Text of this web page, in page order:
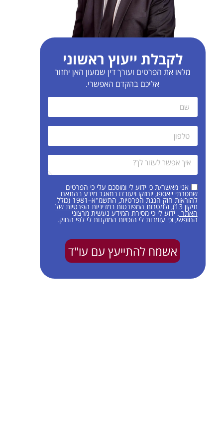
לקבלת ייעוץ ראשוני
מלאו את הפרטים ועורך דין שמעון האן יחזור
אליכם בהקדם האפשרי.
אני מאשר/ת כי ידוע לי ומוסכם עלי כי הפרטים
שמסרתי ייאספו, יוחזקו ויעובדו במאגר מידע בהתאם
להוראות חוק הגנת הפרטיות, התשמ"א–1981 (כולל
תיקון 13), ולמטרות המפורטות במדיניות הפרטיות של
האתר . ידוע לי כי מסירת המידע נעשית מרצוני
החופשי, וכי עומדות לי הזכויות המוקנות לי לפי החוק.
אשמח להתייעץ עם עו"ד